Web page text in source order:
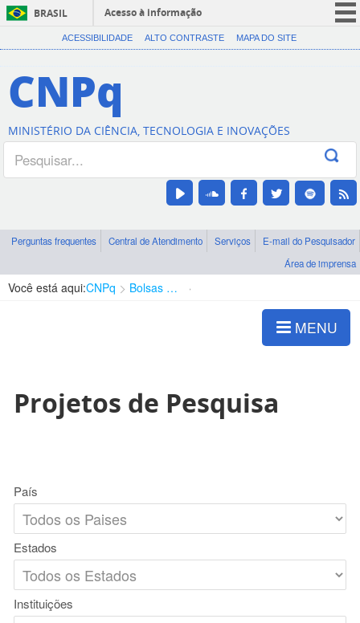
BRASIL
Acesso à informação
CORONAVÍRUS (COVID-19)
Canais
ACESSIBILIDADE ALTO CONTRASTE MAPA DO SITE
CNPq
MINISTÉRIO DA CIÊNCIA, TECNOLOGIA E INOVAÇÕES
Perguntas frequentes Central de Atendimento Serviços
E-mail do Pesquisador
Área de imprensa
Você está aqui:CNPq Bolsas e Auxílios Vigentes
MENU
Projetos de Pesquisa
País
Estados
Instituições